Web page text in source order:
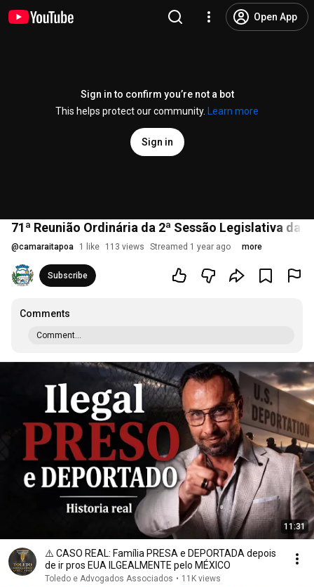
Open App
Sign in to confirm you’re not a bot
This helps protect our community.
Learn more
Sign in
71ª Reunião Ordinária da 2ª Sessão Legislativa da
@camaraitapoa 1 like 113 views Streamed 1 year ago more
Subscribe
Comments
Comment...
11:31
⚠️ CASO REAL: Família PRESA e DEPORTADA depois
de ir pros EUA ILGEALMENTE pelo MÉXICO
Toledo e Advogados Associados • 11K views